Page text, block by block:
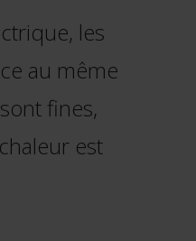
les
au même
fines,
est